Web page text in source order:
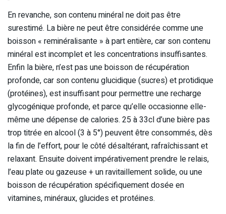
En revanche, son contenu minéral ne doit pas être
surestimé. La bière ne peut être considérée comme une
boisson « reminéralisante » à part entière, car son contenu
minéral est incomplet et les concentrations insuffisantes.
Enfin la bière, n’est pas une boisson de récupération
profonde, car son contenu glucidique (sucres) et protidique
(protéines), est insuffisant pour permettre une recharge
glycogénique profonde, et parce qu’elle occasionne elle-
même une dépense de calories. 25 à 33cl d’une bière pas
trop titrée en alcool (3 à 5°) peuvent être consommés, dès
la fin de l’effort, pour le côté désaltérant, rafraîchissant et
relaxant. Ensuite doivent impérativement prendre le relais,
l’eau plate ou gazeuse + un ravitaillement solide, ou une
boisson de récupération spécifiquement dosée en
vitamines, minéraux, glucides et protéines.